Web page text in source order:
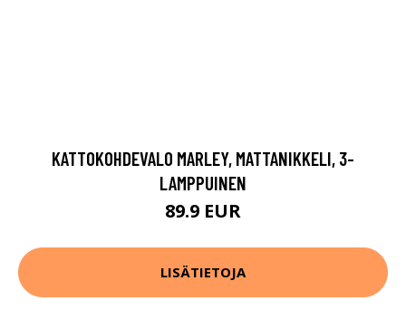
KATTOKOHDEVALO MARLEY, MATTANIKKELI, 3-
LAMPPUINEN
89.9 EUR
LISÄTIETOJA